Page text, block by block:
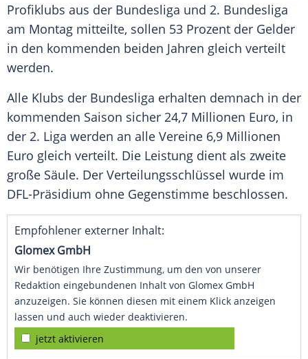
Profiklubs aus der Bundesliga und 2. Bundesliga
am Montag mitteilte, sollen 53 Prozent der Gelder
in den kommenden beiden Jahren gleich verteilt
werden.
Alle Klubs der Bundesliga erhalten demnach in der
kommenden Saison sicher 24,7 Millionen Euro, in
der 2. Liga werden an alle Vereine 6,9 Millionen
Euro gleich verteilt. Die Leistung dient als zweite
große Säule. Der Verteilungsschlüssel wurde im
DFL-Präsidium ohne Gegenstimme beschlossen.
Empfohlener externer Inhalt:
Glomex GmbH
Wir benötigen Ihre Zustimmung, um den von unserer
Redaktion eingebundenen Inhalt von Glomex GmbH
anzuzeigen. Sie können diesen mit einem Klick anzeigen
lassen und auch wieder deaktivieren.
jetzt aktivieren